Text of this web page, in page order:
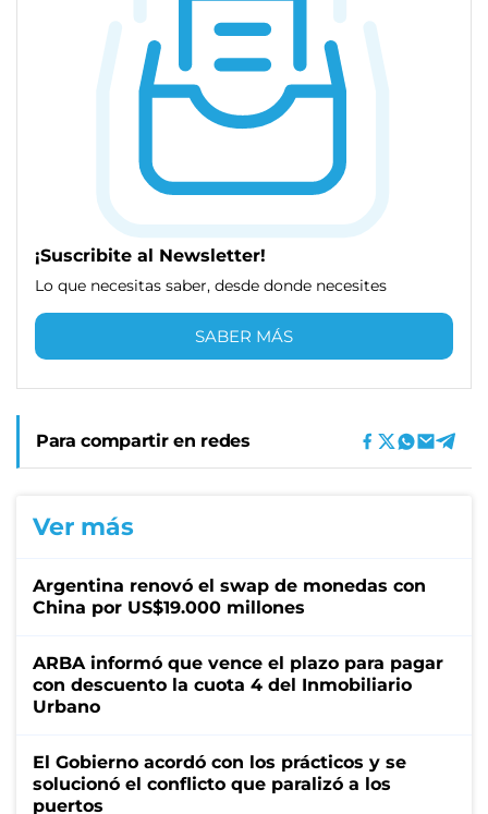
¡Suscribite al Newsletter!
Lo que necesitas saber, desde donde necesites
SABER MÁS
Para compartir en redes
Ver más
Argentina renovó el swap de monedas con
China por US$19.000 millones
ARBA informó que vence el plazo para pagar
con descuento la cuota 4 del Inmobiliario
Urbano
El Gobierno acordó con los prácticos y se
solucionó el conflicto que paralizó a los
puertos